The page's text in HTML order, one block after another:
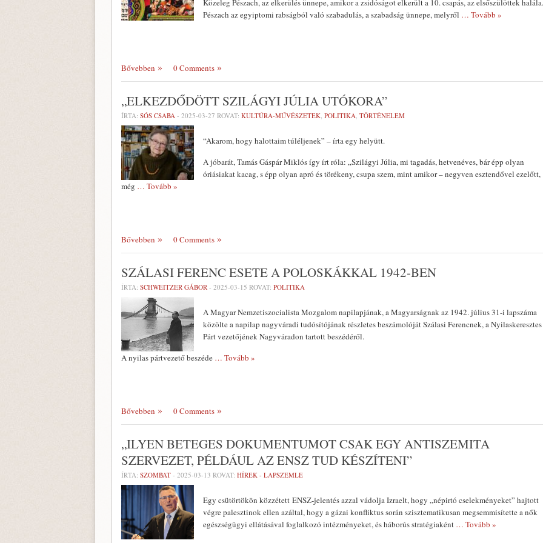
Közeleg Pészach, az elkerülés ünnepe, amikor a zsidóságot elkerült a 10. csapás, az elsőszülöttek halála.
Pészach az egyiptomi rabságból való szabadulás, a szabadság ünnepe, melyről … Tovább »
Bővebben 0 Comments
„ELKEZDŐDÖTT SZILÁGYI JÚLIA UTÓKORA”
ÍRTA: SÓS CSABA - 2025-03-27 ROVAT: KULTÚRA-MŰVÉSZETEK, POLITIKA, TÖRTÉNELEM
“Akarom, hogy halottaim túléljenek” – írta egy helyütt.
A jóbarát, Tamás Gáspár Miklós így írt róla: „Szilágyi Júlia, mi tagadás, hetvenéves, bár épp olyan
óriásiakat kacag, s épp olyan apró és törékeny, csupa szem, mint amikor – negyven esztendővel ezelőtt,
még … Tovább »
Bővebben 0 Comments
SZÁLASI FERENC ESETE A POLOSKÁKKAL 1942-BEN
ÍRTA: SCHWEITZER GÁBOR - 2025-03-15 ROVAT: POLITIKA
A Magyar Nemzetiszocialista Mozgalom napilapjának, a Magyarságnak az 1942. július 31-i lapszáma
közölte a napilap nagyváradi tudósítójának részletes beszámolóját Szálasi Ferencnek, a Nyilaskeresztes
Párt vezetőjének Nagyváradon tartott beszédéről.
A nyilas pártvezető beszéde … Tovább »
Bővebben 0 Comments
„ILYEN BETEGES DOKUMENTUMOT CSAK EGY ANTISZEMITA
SZERVEZET, PÉLDÁUL AZ ENSZ TUD KÉSZÍTENI”
ÍRTA: SZOMBAT - 2025-03-13 ROVAT: HÍREK - LAPSZEMLE
Egy csütörtökön közzétett ENSZ-jelentés azzal vádolja Izraelt, hogy „népirtó cselekményeket” hajtott
végre palesztinok ellen azáltal, hogy a gázai konfliktus során szisztematikusan megsemmisítette a nők
egészségügyi ellátásával foglalkozó intézményeket, és háborús stratégiaként … Tovább »